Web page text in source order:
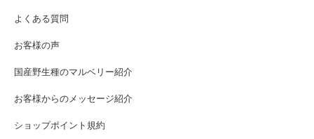
よくある質問
お客様の声
国産野生種のマルベリー紹介
お客様からのメッセージ紹介
ショップポイント規約